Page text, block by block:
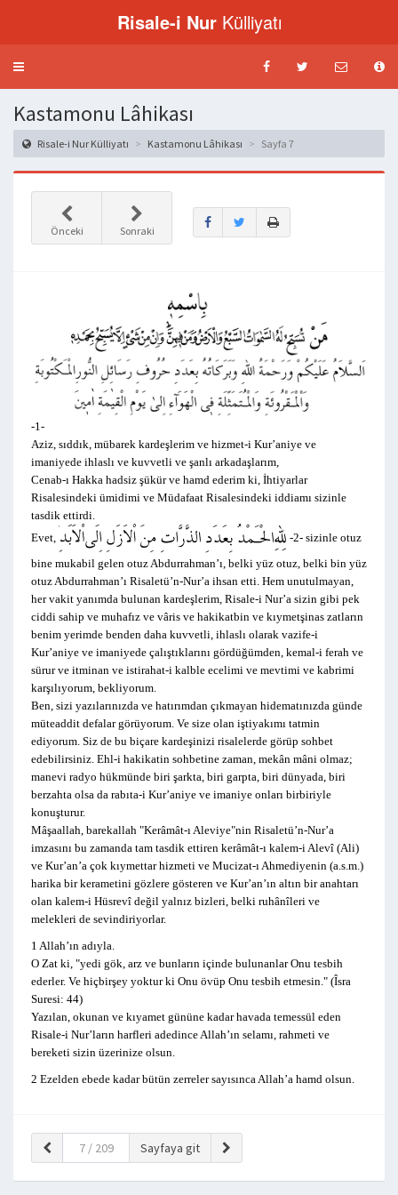
Risale-i NurKülliyatı
Menü
Kastamonu Lâhikası
Risale-i Nur Külliyatı Kastamonu Lâhikası Sayfa 7
Önceki Sonraki
-1-
Aziz, sıddık, mübarek kardeşlerim ve hizmet-i Kur’aniye ve
imaniyede ihlaslı ve kuvvetli ve şanlı arkadaşlarım,
Cenab-ı Hakka hadsiz şükür ve hamd ederim ki, İhtiyarlar
Risalesindeki ümidimi ve Müdafaat Risalesindeki iddiamı sizinle
tasdik ettirdi.
Evet,
-2- sizinle otuz
bine mukabil gelen otuz Abdurrahman’ı, belki yüz otuz, belki bin yüz
otuz Abdurrahman’ı Risaletü’n-Nur’a ihsan etti. Hem unutulmayan,
her vakit yanımda bulunan kardeşlerim, Risale-i Nur’a sizin gibi pek
ciddi sahip ve muhafız ve vâris ve hakikatbin ve kıymetşinas zatların
benim yerimde benden daha kuvvetli, ihlaslı olarak vazife-i
Kur’aniye ve imaniyede çalıştıklarını gördüğümden, kemal-i ferah ve
sürur ve itminan ve istirahat-i kalble ecelimi ve mevtimi ve kabrimi
karşılıyorum, bekliyorum.
Ben, sizi yazılarınızda ve hatırımdan çıkmayan hidematınızda günde
müteaddit defalar görüyorum. Ve size olan iştiyakımı tatmin
ediyorum. Siz de bu biçare kardeşinizi risalelerde görüp sohbet
edebilirsiniz. Ehl-i hakikatin sohbetine zaman, mekân mâni olmaz;
manevi radyo hükmünde biri şarkta, biri garpta, biri dünyada, biri
berzahta olsa da rabıta-i Kur’aniye ve imaniye onları birbiriyle
konuşturur.
Mâşaallah, barekallah "Kerâmât-ı Aleviye"nin Risaletü’n-Nur’a
imzasını bu zamanda tam tasdik ettiren kerâmât-ı kalem-i Alevî (Ali)
ve Kur’an’a çok kıymettar hizmeti ve Mucizat-ı Ahmediyenin (a.s.m.)
harika bir kerametini gözlere gösteren ve Kur’an’ın altın bir anahtarı
olan kalem-i Hüsrevî değil yalnız bizleri, belki ruhânîleri ve
melekleri de sevindiriyorlar.
1 Allah’ın adıyla.
O Zat ki, "yedi gök, arz ve bunların içinde bulunanlar Onu tesbih
ederler. Ve hiçbirşey yoktur ki Onu övüp Onu tesbih etmesin." (Îsra
Suresi: 44)
Yazılan, okunan ve kıyamet gününe kadar havada temessül eden
Risale-i Nur’ların harfleri adedince Allah’ın selamı, rahmeti ve
bereketi sizin üzerinize olsun.
2 Ezelden ebede kadar bütün zerreler sayısınca Allah’a hamd olsun.